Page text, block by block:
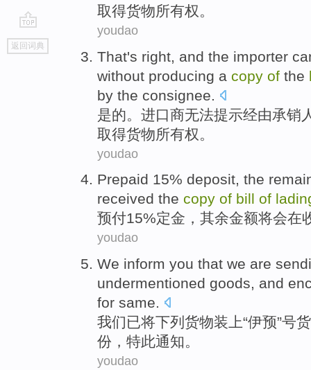
go
top
返回词典
取得货物所有权。
youdao
That's right , and the importer
without producing a copy of the
by the consignee
是的 。 进口商无法提示经由承销
取得货物所有权 。
youdao
Prepaid 15% deposit, the
received the copy of bill of
预付15%定金 ， 其余金额将会在
youdao
We inform you that we are
undermentioned goods, and
for same.
我们已将下列 货物装上“伊预”号
份， 特此通知。
youdao